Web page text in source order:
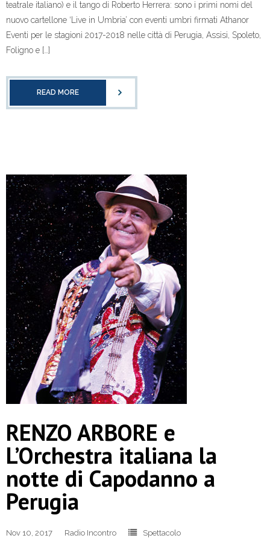
teatrale italiano) e il tango di Roberto Herrera: sono i primi nomi del
nuovo cartellone ‘Live in Umbria’ con eventi umbri firmati Athanor
Eventi per le stagioni 2017-2018 nelle città di Perugia, Assisi, Spoleto,
Foligno e […]
READ MORE
RENZO ARBORE e
L’Orchestra italiana la
notte di Capodanno a
Perugia
Nov 10, 2017 Radio Incontro Spettacolo